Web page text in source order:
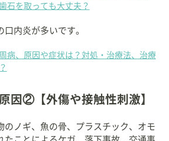
石を取っても大丈夫？
内炎が多いです。
病、原因や症状は？対処・治療法、治療
因②【外傷や接触性刺激】
のノギ、魚の骨、プラスチック、オモ